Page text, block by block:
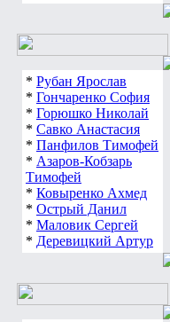
* Рубан Ярослав
* Гончаренко София
* Горюшко Николай
* Савко Анастасия
* Панфилов Тимофей
* Азаров-Кобзарь
Тимофей
* Ковыренко Ахмед
* Острый Данил
* Маловик Сергей
* Деревицкий Артур